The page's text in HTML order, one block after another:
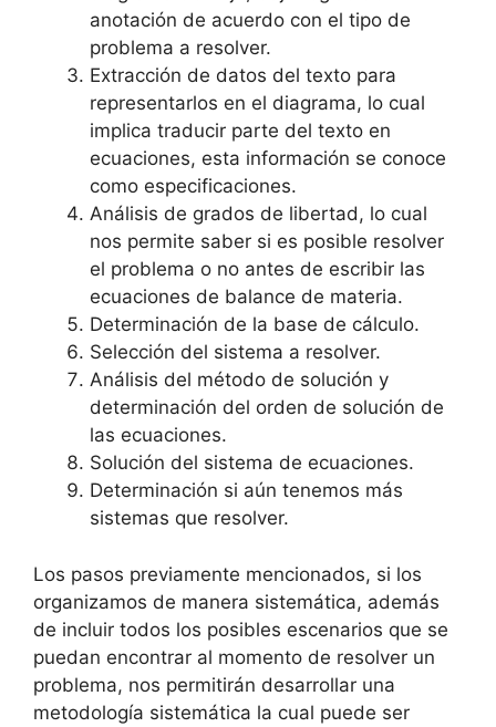
anotación de acuerdo con el tipo de
problema a resolver.
Extracción de datos del texto para
representarlos en el diagrama, lo cual
implica traducir parte del texto en
ecuaciones, esta información se conoce
como especificaciones.
Análisis de grados de libertad, lo cual
nos permite saber si es posible resolver
el problema o no antes de escribir las
ecuaciones de balance de materia.
Determinación de la base de cálculo.
Selección del sistema a resolver.
Análisis del método de solución y
determinación del orden de solución de
las ecuaciones.
Solución del sistema de ecuaciones.
Determinación si aún tenemos más
sistemas que resolver.
Los pasos previamente mencionados, si los
organizamos de manera sistemática, además
de incluir todos los posibles escenarios que se
puedan encontrar al momento de resolver un
problema, nos permitirán desarrollar una
metodología sistemática la cual puede ser